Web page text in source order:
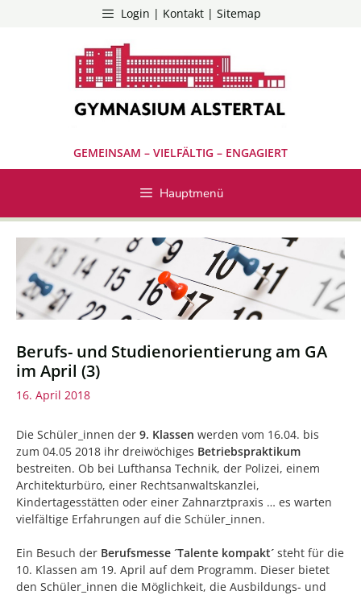
Login | Kontakt | Sitemap
GEMEINSAM – VIELFÄLTIG – ENGAGIERT
Hauptmenü
Berufs- und Studienorientierung am GA
im April (3)
16. April 2018
Die Schüler_innen der 9. Klassen werden vom 16.04. bis
zum 04.05 2018 ihr dreiwöchiges Betriebspraktikum
bestreiten. Ob bei Lufthansa Technik, der Polizei, einem
Architekturbüro, einer Rechtsanwaltskanzlei,
Kindertagesstätten oder einer Zahnarztpraxis … es warten
vielfältige Erfahrungen auf die Schüler_innen.
Ein Besuch der Berufsmesse ´Talente kompakt´ steht für die
10. Klassen am 19. April auf dem Programm. Dieser bietet
den Schüler_innen die Möglichkeit, die Ausbildungs- und